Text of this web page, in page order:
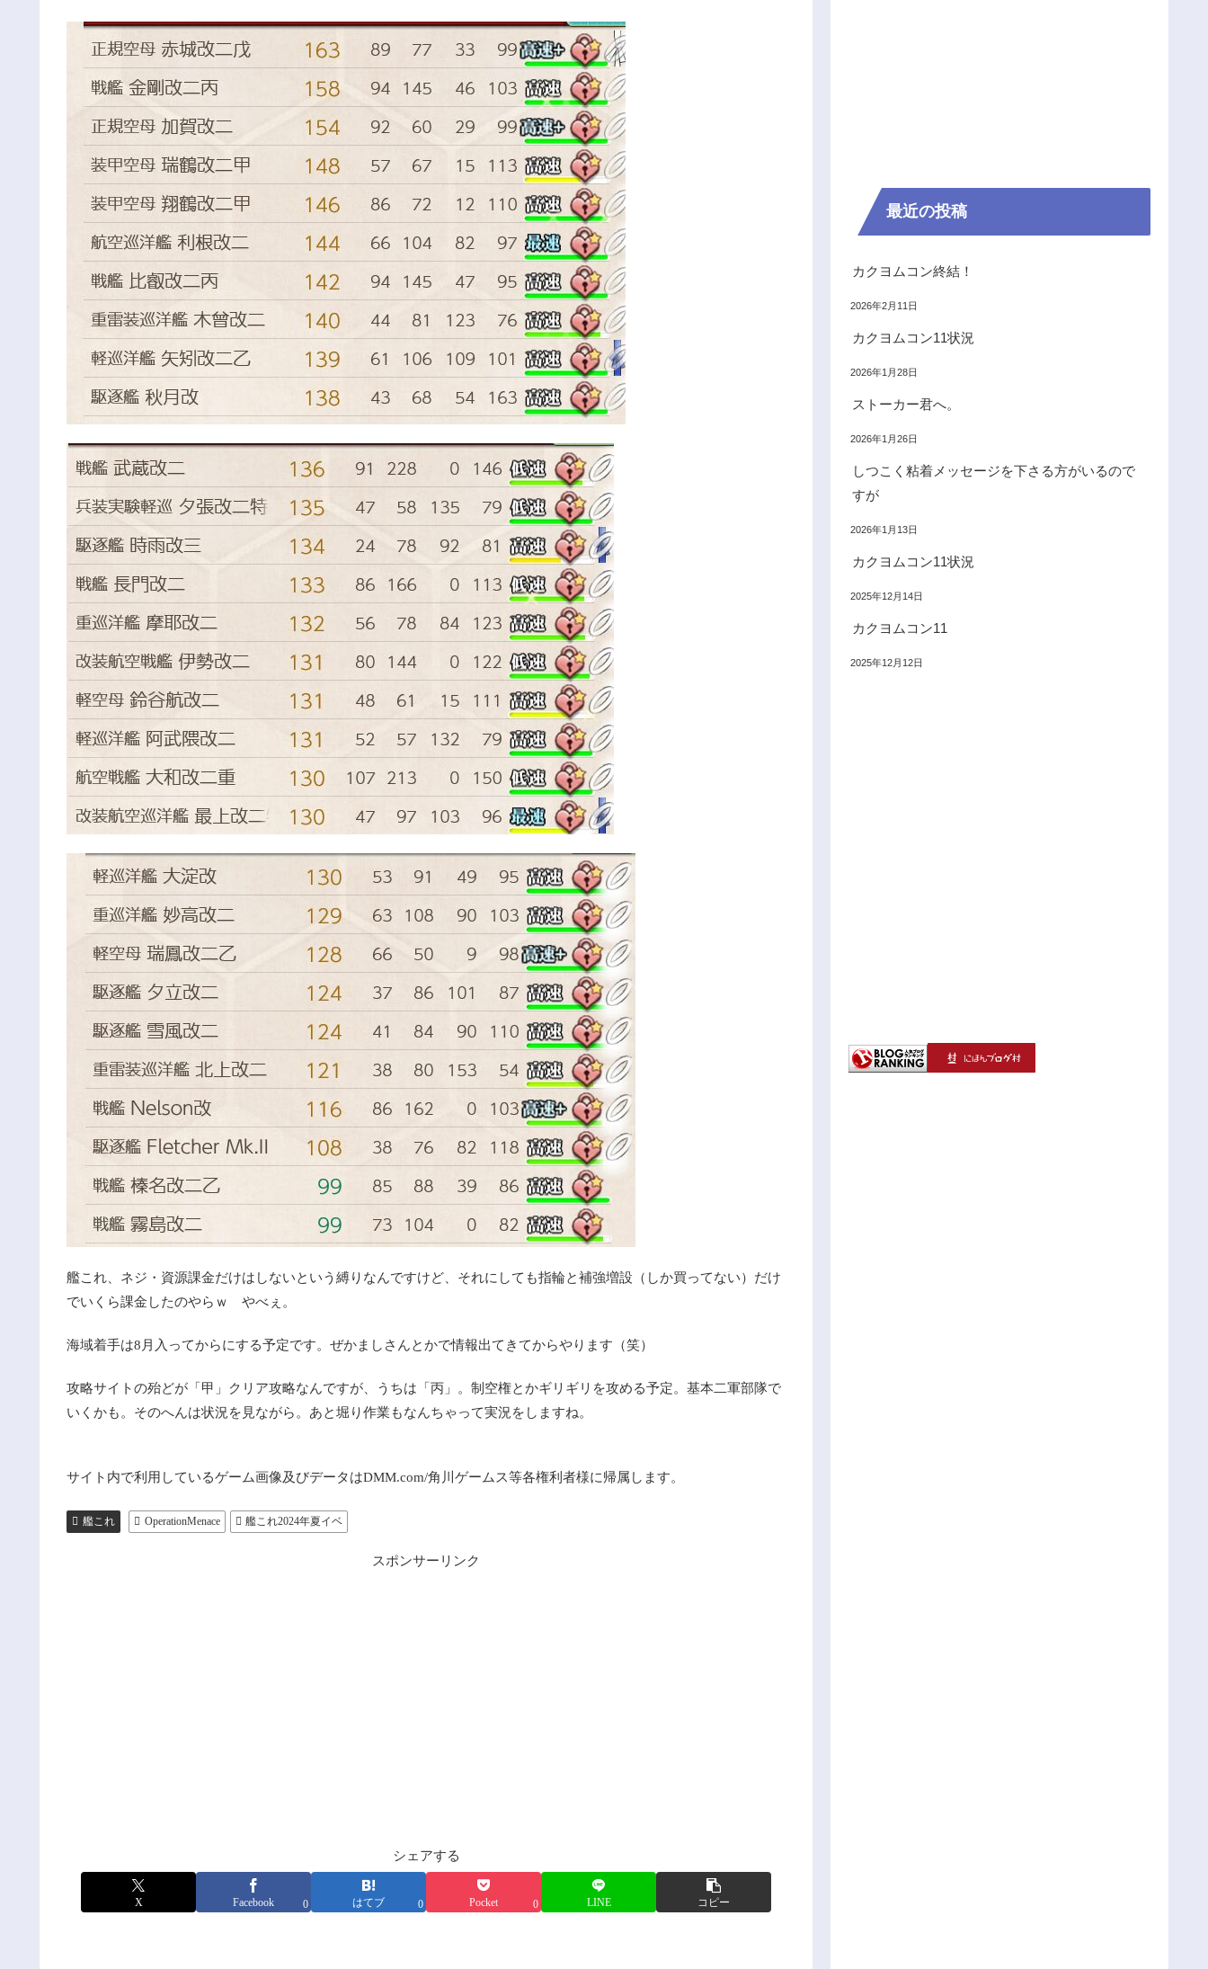
艦これ、ネジ・資源課金だけはしないという縛りなんですけど、それにしても指輪と補強増設（しか買ってない）だけ
でいくら課金したのやらｗ やべぇ。
海域着手は8月入ってからにする予定です。ぜかましさんとかで情報出てきてからやります（笑）
攻略サイトの殆どが「甲」クリア攻略なんですが、うちは「丙」。制空権とかギリギリを攻める予定。基本二軍部隊で
いくかも。そのへんは状況を見ながら。あと堀り作業もなんちゃって実況をしますね。
サイト内で利用しているゲーム画像及びデータはDMM.com/角川ゲームス等各権利者様に帰属します。
艦これ OperationMenace 艦これ2024年夏イベ
スポンサーリンク
シェアする
X Facebook 0 はてブ 0 Pocket 0 LINE コピー
最近の投稿
カクヨムコン終結！
2026年2月11日
カクヨムコン11状況
2026年1月28日
ストーカー君へ。
2026年1月26日
しつこく粘着メッセージを下さる方がいるので
すが
2026年1月13日
カクヨムコン11状況
2025年12月14日
カクヨムコン11
2025年12月12日